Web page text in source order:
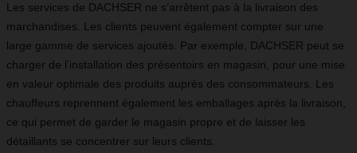
Les services de DACHSER ne s’arrêtent pas à la livraison des
marchandises. Les clients peuvent également compter sur une
large gamme de services ajoutés. Par exemple, DACHSER peut se
charger de l’installation des présentoirs en magasin, pour une mise
en valeur optimale des produits auprès des consommateurs. Les
chauffeurs reprennent également les emballages après la livraison,
ce qui permet de garder le magasin propre et de laisser les
détaillants se concentrer sur leurs clients.